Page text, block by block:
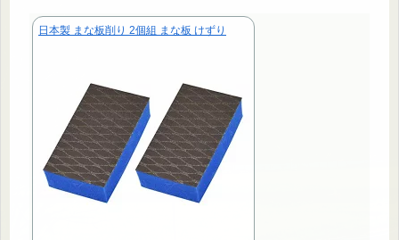
日本製 まな板削り 2個組 まな板 けずり